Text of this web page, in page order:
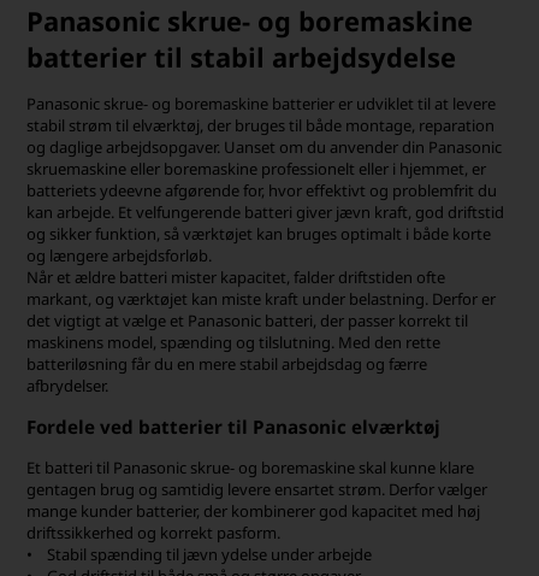
Panasonic skrue- og boremaskine
batterier til stabil arbejdsydelse
Panasonic skrue- og boremaskine batterier er udviklet til at levere
stabil strøm til elværktøj, der bruges til både montage, reparation
og daglige arbejdsopgaver. Uanset om du anvender din Panasonic
skruemaskine eller boremaskine professionelt eller i hjemmet, er
batteriets ydeevne afgørende for, hvor effektivt og problemfrit du
kan arbejde. Et velfungerende batteri giver jævn kraft, god driftstid
og sikker funktion, så værktøjet kan bruges optimalt i både korte
og længere arbejdsforløb.
Når et ældre batteri mister kapacitet, falder driftstiden ofte
markant, og værktøjet kan miste kraft under belastning. Derfor er
det vigtigt at vælge et Panasonic batteri, der passer korrekt til
maskinens model, spænding og tilslutning. Med den rette
batteriløsning får du en mere stabil arbejdsdag og færre
afbrydelser.
Fordele ved batterier til Panasonic elværktøj
Et batteri til Panasonic skrue- og boremaskine skal kunne klare
gentagen brug og samtidig levere ensartet strøm. Derfor vælger
mange kunder batterier, der kombinerer god kapacitet med høj
driftssikkerhed og korrekt pasform.
• Stabil spænding til jævn ydelse under arbejde